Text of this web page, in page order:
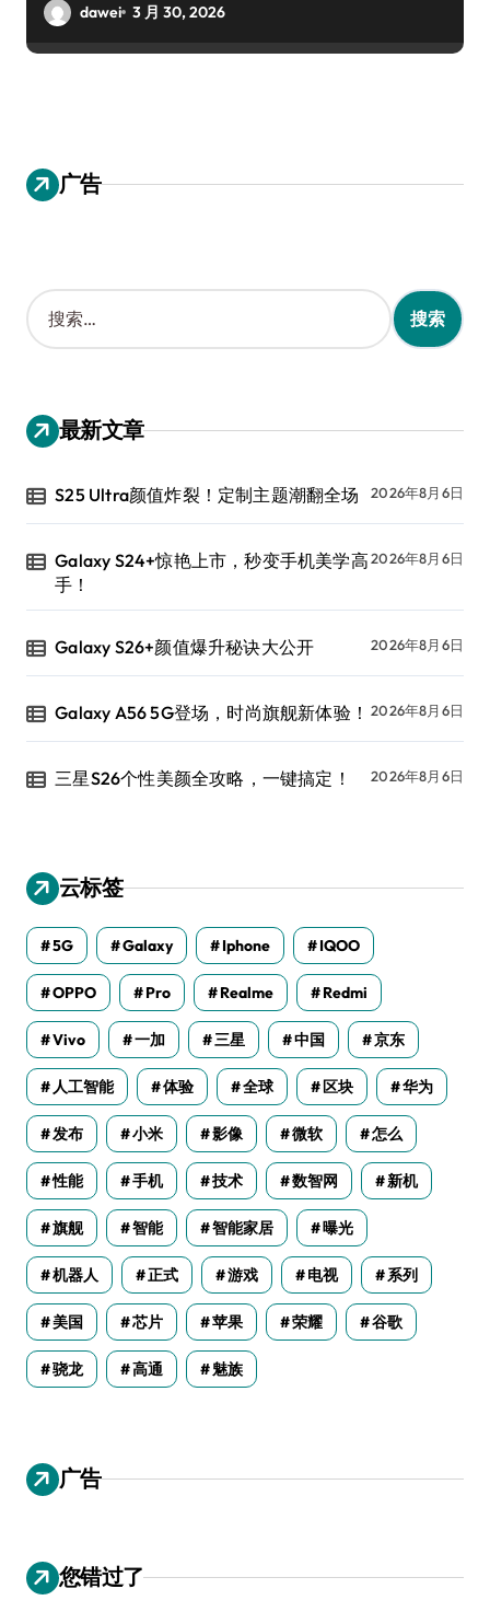
dawei 3 月 30, 2026
广告
搜
索
：
最新文章
S25 Ultra颜值炸裂！定制主题潮翻全场 2026年8月6日
Galaxy S24+惊艳上市，秒变手机美学高
手！
2026年8月6日
Galaxy S26+颜值爆升秘诀大公开 2026年8月6日
Galaxy A56 5G登场，时尚旗舰新体验！ 2026年8月6日
三星S26个性美颜全攻略，一键搞定！ 2026年8月6日
云标签
5G Galaxy Iphone IQOO
OPPO Pro Realme Redmi
Vivo 一加 三星 中国 京东
人工智能 体验 全球 区块 华为
发布 小米 影像 微软 怎么
性能 手机 技术 数智网 新机
旗舰 智能 智能家居 曝光
机器人 正式 游戏 电视 系列
美国 芯片 苹果 荣耀 谷歌
骁龙 高通 魅族
广告
您错过了